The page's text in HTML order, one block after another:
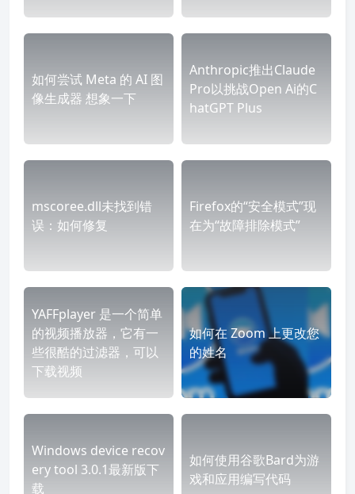
如何尝试 Meta 的 AI 图
像生成器 想象一下
Anthropic推出Claude
Pro以挑战Open Ai的C
hatGPT Plus
mscoree.dll未找到错
误：如何修复
Firefox的“安全模式”现
在为“故障排除模式”
YAFFplayer 是一个简单
的视频播放器，它有一
些很酷的过滤器，可以
下载视频
如何在 Zoom 上更改您
的姓名
Windows device recov
ery tool 3.0.1最新版下
载
如何使用谷歌Bard为游
戏和应用编写代码